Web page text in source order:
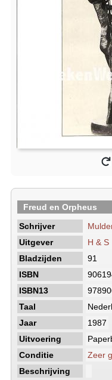
Freud en Orpheus
Schrijver
Uitgever
H & S
Bladzijden
91
ISBN
ISBN13
Taal
Jaar
1987
Uitvoering
Conditie
Zeer
Beschrijving